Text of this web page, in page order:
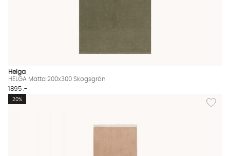
Helga
HELGA Matta 200x300 Skogsgrön
1895 :-
Lägg
20%